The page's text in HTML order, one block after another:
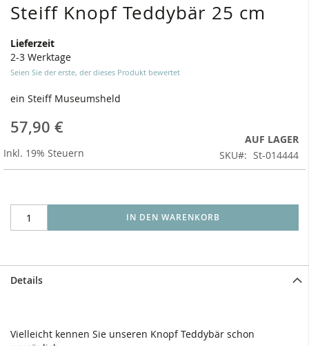
Steiff Knopf Teddybär 25 cm
Lieferzeit
2-3 Werktage
Seien Sie der erste, der dieses Produkt bewertet
ein Steiff Museumsheld
57,90 €
Inkl. 19% Steuern
AUF LAGER
SKU
St-014444
IN DEN WARENKORB
Zum
Anfang
der
Bildergalerie
springen
Details
Vielleicht kennen Sie unseren Knopf Teddybär schon